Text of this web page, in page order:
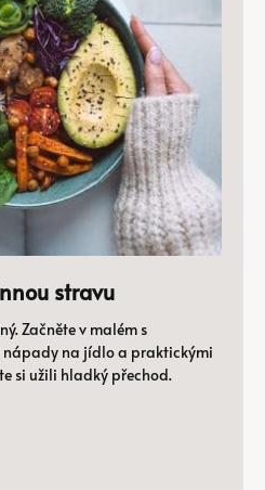
stravu
Začněte v malém s
nápady na jídlo a praktickými
si užili hladký přechod.